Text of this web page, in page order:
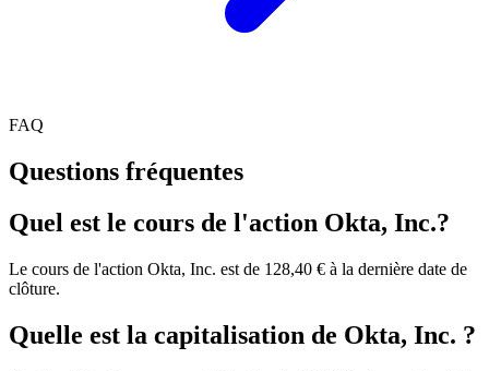
FAQ
Questions fréquentes
Quel est le cours de l'action Okta, Inc.?
Le cours de l'action Okta, Inc. est de 128,40 € à la dernière date de
clôture.
Quelle est la capitalisation de Okta, Inc. ?